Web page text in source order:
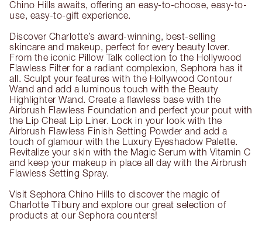
Chino Hills awaits, offering an easy-to-choose, easy-to-
use, easy-to-gift experience.
Discover Charlotte’s award-winning, best-selling
skincare and makeup, perfect for every beauty lover.
From the iconic Pillow Talk collection to the Hollywood
Flawless Filter for a radiant complexion, Sephora has it
all. Sculpt your features with the Hollywood Contour
Wand and add a luminous touch with the Beauty
Highlighter Wand. Create a flawless base with the
Airbrush Flawless Foundation and perfect your pout with
the Lip Cheat Lip Liner. Lock in your look with the
Airbrush Flawless Finish Setting Powder and add a
touch of glamour with the Luxury Eyeshadow Palette.
Revitalize your skin with the Magic Serum with Vitamin C
and keep your makeup in place all day with the Airbrush
Flawless Setting Spray.
Visit Sephora Chino Hills to discover the magic of
Charlotte Tilbury and explore our great selection of
products at our Sephora counters!